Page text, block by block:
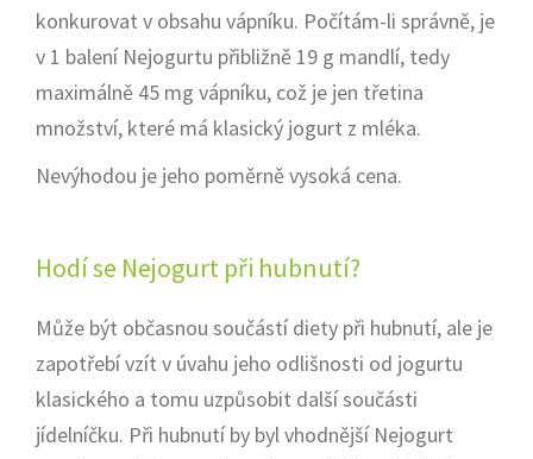
konkurovat v obsahu vápníku. Počítám-li správně, je
v 1 balení Nejogurtu přibližně 19 g mandlí, tedy
maximálně 45 mg vápníku, což je jen třetina
množství, které má klasický jogurt z mléka.
Nevýhodou je jeho poměrně vysoká cena.
Hodí se Nejogurt při hubnutí?
Může být občasnou součástí diety při hubnutí, ale je
zapotřebí vzít v úvahu jeho odlišnosti od jogurtu
klasického a tomu uzpůsobit další součásti
jídelníčku. Při hubnutí by byl vhodnější Nejogurt